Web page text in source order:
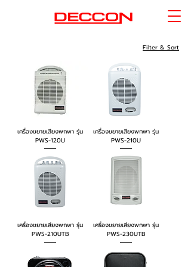
Filter & Sort
เครื่องขยายเสียงพกพา รุ่น
PWS-120U
เครื่องขยายเสียงพกพา รุ่น
PWS-210U
เครื่องขยายเสียงพกพา รุ่น
PWS-210UTB
เครื่องขยายเสียงพกพา รุ่น
PWS-230UTB